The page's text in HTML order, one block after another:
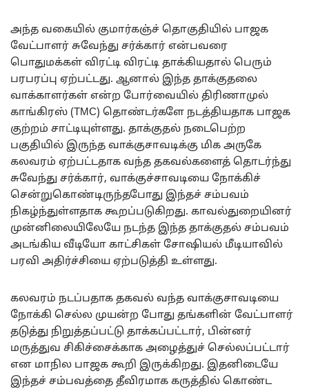
அந்த வகையில் குமார்கஞ்ச் தொகுதியில் பாஜக
வேட்பாளர் சுவேந்து சர்க்கார் என்பவரை
பொதுமக்கள் விரட்டி விரட்டி தாக்கியதால் பெரும்
பரபரப்பு ஏற்பட்டது. ஆனால் இந்த தாக்குதலை
வாக்காளர்கள் என்ற போர்வையில் திரிணாமுல்
காங்கிரஸ் (TMC) தொண்டர்களே நடத்தியதாக பாஜக
குற்றம் சாட்டியுள்ளது. தாக்குதல் நடைபெற்ற
பகுதியில் இருந்த வாக்குசாவடிக்கு மிக அருகே
கலவரம் ஏற்பட்டதாக வந்த தகவல்களைத் தொடர்ந்து
சுவேந்து சர்க்கார், வாக்குச்சாவடியை நோக்கிச்
சென்றுகொண்டிருந்தபோது இந்தச் சம்பவம்
நிகழ்ந்துள்ளதாக கூறப்படுகிறது. காவல்துறையினர்
முன்னிலையிலேயே நடந்த இந்த தாக்குதல் சம்பவம்
அடங்கிய வீடியோ காட்சிகள் சோஷியல் மீடியாவில்
பரவி அதிர்ச்சியை ஏற்படுத்தி உள்ளது.
கலவரம் நடப்பதாக தகவல் வந்த வாக்குசாவடியை
நோக்கி செல்ல முயன்ற போது தங்களின் வேட்பாளர்
தடுத்து நிறுத்தப்பட்டு தாக்கப்பட்டார், பின்னர்
மருத்துவ சிகிச்சைக்காக அழைத்துச் செல்லப்பட்டார்
என மாநில பாஜக கூறி இருக்கிறது. இதனிடையே
இந்தச் சம்பவத்தை தீவிரமாக கருத்தில் கொண்ட